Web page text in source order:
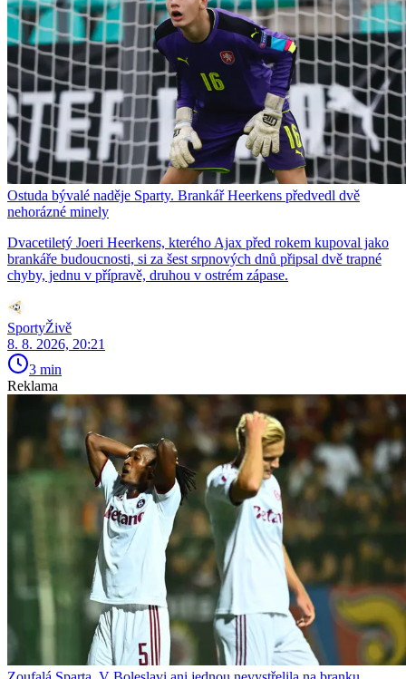
Ostuda bývalé naděje Sparty. Brankář Heerkens předvedl dvě
nehorázné minely
Dvacetiletý Joeri Heerkens, kterého Ajax před rokem kupoval jako
brankáře budoucnosti, si za šest srpnových dnů připsal dvě trapné
chyby, jednu v přípravě, druhou v ostrém zápase.
SportyŽivě
8. 8. 2026, 20:21
3 min
Reklama